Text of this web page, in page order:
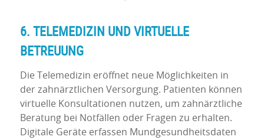
6. TELEMEDIZIN UND VIRTUELLE
BETREUUNG
Die Telemedizin eröffnet neue Möglichkeiten in
der zahnärztlichen Versorgung. Patienten können
virtuelle Konsultationen nutzen, um zahnärztliche
Beratung bei Notfällen oder Fragen zu erhalten.
Digitale Geräte erfassen Mundgesundheitsdaten